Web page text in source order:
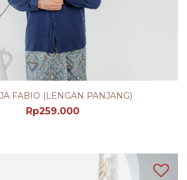
FABIO (LENGAN PANJANG)
Rp259.000